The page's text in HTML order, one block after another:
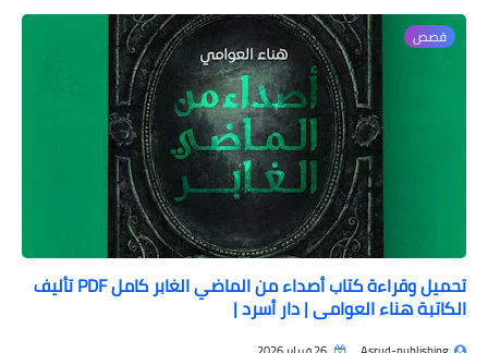
قصص
تحميل وقراءة كتاب أصداء من الماضي الغابر كامل PDF تأليف
الكاتبة هناء العوامي | دار أسرد |